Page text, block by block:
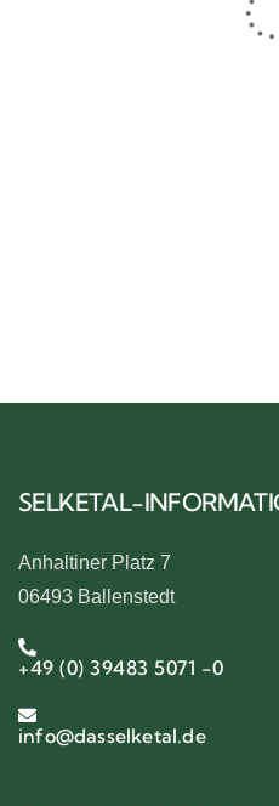
SELKETAL-
Anhaltiner Platz 7
06493 Ballenstedt
+49 (0) 39483 5071 -0
info@dasselketal.de